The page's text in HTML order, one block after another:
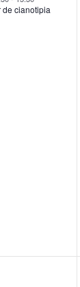
de cianotipia